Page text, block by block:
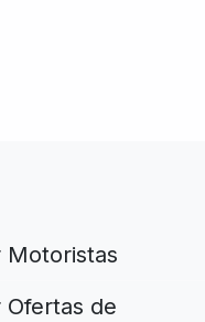
Motoristas
Ofertas de